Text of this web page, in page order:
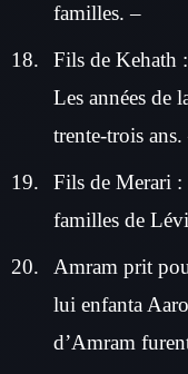
familles. –
Fils de Kehath
Les années de
trente-trois ans.
Fils de Merari
familles de
Amram prit
lui enfanta
d’Amram